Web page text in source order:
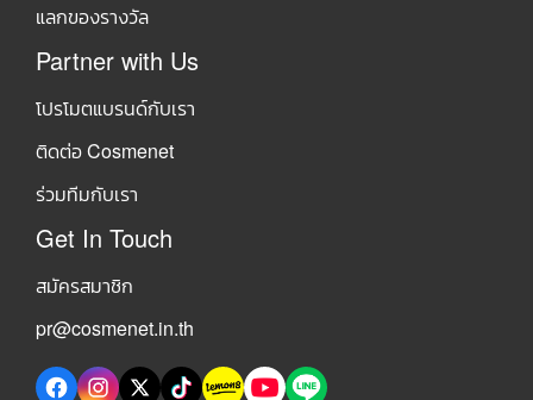
แลกของรางวัล
Partner with Us
โปรโมตแบรนด์กับเรา
ติดต่อ Cosmenet
ร่วมทีมกับเรา
Get In Touch
สมัครสมาชิก
pr@cosmenet.in.th